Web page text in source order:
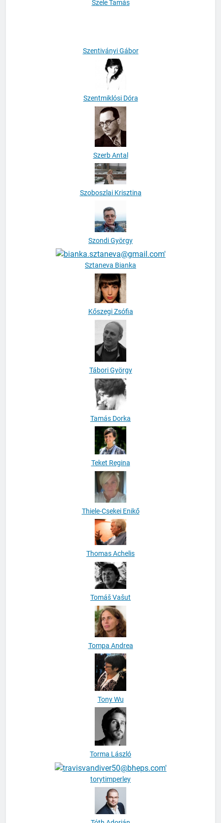
Szentmiklósi Dóra
Szerb Antal
Szoboszlai Krisztina
Szondi György
Sztaneva Bianka
Kőszegi Zsófia
Tábori György
Tamás Dorka
Teket Regina
Thiele-Csekei Enikő
Thomas Achelis
Tomáš Vašut
Tompa Andrea
Tony Wu
Torma László
torytimperley
Tóth Adorján